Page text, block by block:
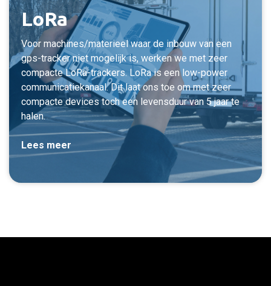
LoRa
Voor machines/materieel waar de inbouw van een
gps-tracker niet mogelijk is, werken we met zeer
compacte LoRa-trackers. LoRa is een low-power
communicatiekanaal. Dit laat ons toe om met zeer
compacte devices toch een levensduur van 5 jaar te
halen.
Lees meer